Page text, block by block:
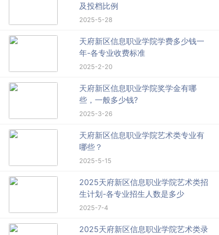
及投档比例
2025-5-28
天府新区信息职业学院学费多少钱一
年-各专业收费标准
2025-2-20
天府新区信息职业学院奖学金有哪
些，一般多少钱?
2025-3-26
天府新区信息职业学院艺术类专业有
哪些？
2025-5-15
2025天府新区信息职业学院艺术类招
生计划-各专业招生人数是多少
2025-7-4
2025天府新区信息职业学院艺术类录